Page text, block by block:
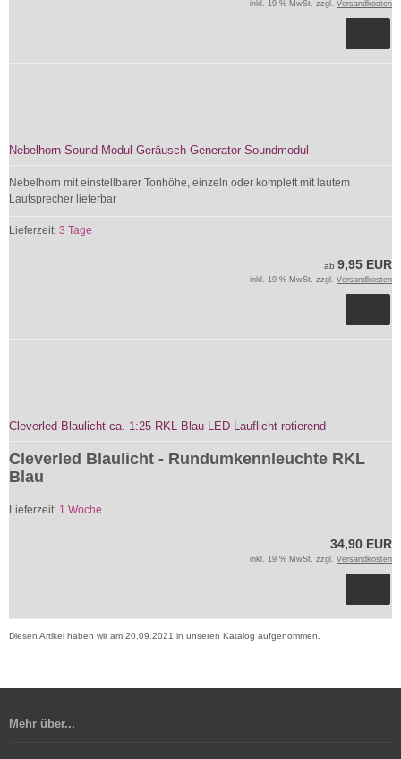
inkl. 19 % MwSt. zzgl. Versandkosten
Nebelhorn Sound Modul Geräusch Generator Soundmodul
Nebelhorn mit einstellbarer Tonhöhe, einzeln oder komplett mit lautem
Lautsprecher lieferbar
Lieferzeit: 3 Tage
ab 9,95 EUR
inkl. 19 % MwSt. zzgl. Versandkosten
Cleverled Blaulicht ca. 1:25 RKL Blau LED Lauflicht rotierend
Cleverled Blaulicht - Rundumkennleuchte RKL
Blau
Lieferzeit: 1 Woche
34,90 EUR
inkl. 19 % MwSt. zzgl. Versandkosten
Diesen Artikel haben wir am 20.09.2021 in unseren Katalog aufgenommen.
Mehr über...